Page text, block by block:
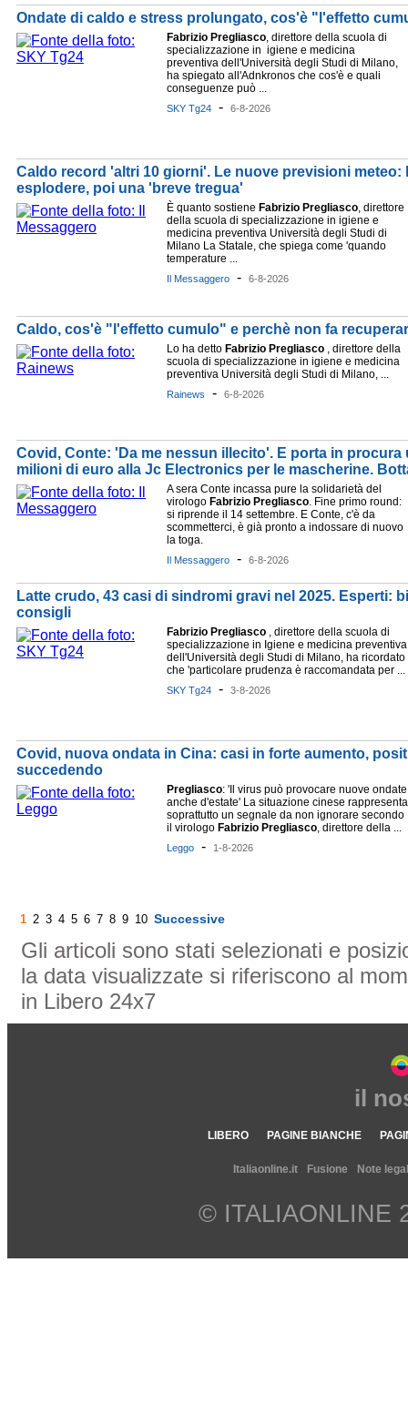
Ondate di caldo e stress prolungato, cos'è "l'effetto
Fabrizio Pregliasco, direttore della scuola di
specializzazione in igiene e medicina
preventiva dell'Università degli Studi di Milano,
ha spiegato all'Adnkronos che cos'è e quali
conseguenze può ...
SKY Tg24 - 6-8-2026
Caldo record 'altri 10 giorni'. Le nuove previsioni meteo:
esplodere, poi una 'breve tregua'
È quanto sostiene Fabrizio Pregliasco, direttore
della scuola di specializzazione in igiene e
medicina preventiva Università degli Studi di
Milano La Statale, che spiega come 'quando
temperature ...
Il Messaggero - 6-8-2026
Caldo, cos'è "l'effetto cumulo" e perchè non fa
Lo ha detto Fabrizio Pregliasco , direttore della
scuola di specializzazione in igiene e medicina
preventiva Università degli Studi di Milano, ...
Rainews - 6-8-2026
Covid, Conte: 'Da me nessun illecito'. E porta in procura
milioni di euro alla Jc Electronics per le mascherine.
A sera Conte incassa pure la solidarietà del
virologo Fabrizio Pregliasco. Fine primo round:
si riprende il 14 settembre. E Conte, c'è da
scommetterci, è già pronto a indossare di nuovo
la toga.
Il Messaggero - 6-8-2026
Latte crudo, 43 casi di sindromi gravi nel 2025. Esperti:
consigli
Fabrizio Pregliasco , direttore della scuola di
specializzazione in Igiene e medicina preventiva
dell'Università degli Studi di Milano, ha ricordato
che 'particolare prudenza è raccomandata per ...
SKY Tg24 - 3-8-2026
Covid, nuova ondata in Cina: casi in forte aumento,
succedendo
Pregliasco: 'Il virus può provocare nuove ondate
anche d'estate' La situazione cinese rappresenta
soprattutto un segnale da non ignorare secondo
il virologo Fabrizio Pregliasco, direttore della ...
Leggo - 1-8-2026
1 2 3 4 5 6 7 8 9 10 Successive
Gli articoli sono stati selezionati e
la data visualizzate si riferiscono al
in Libero 24x7
il
LIBERO PAGINE BIANCHE
Italiaonline.it Fusione Note
© ITALIAONLINE